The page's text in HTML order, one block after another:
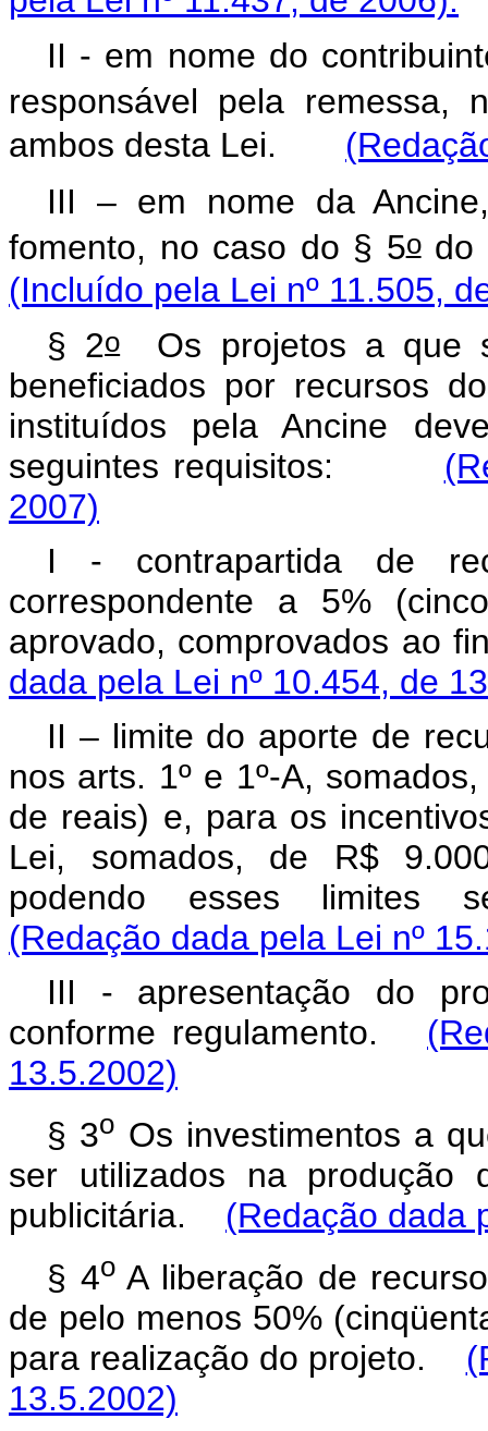
II - em nome do
responsável pela
ambos desta Lei.
III – em nome da
fomento, no caso do § 5odo
(Incluído pela Lei nº 11.505,
§ 2oOs projetos a que
beneficiados por recursos
instituídos pela Ancine
seguintes requisitos:
2007)
I - contrapartida de
correspondente a 5%
aprovado, comprovados
dada pela Lei nº 10.454, de
II – limite do aporte de
nos arts. 1º e 1º-A,
de reais) e, para os
Lei, somados, de R$
podendo esses limites
(Redação dada pela Lei nº
III - apresentação do
conforme regulamento.
13.5.2002)
§ 3o Os investimentos a
ser utilizados na produção
publicitária. (Redação dada
§ 4oA liberação de
de pelo menos 50%
para realização do projeto.
13.5.2002)